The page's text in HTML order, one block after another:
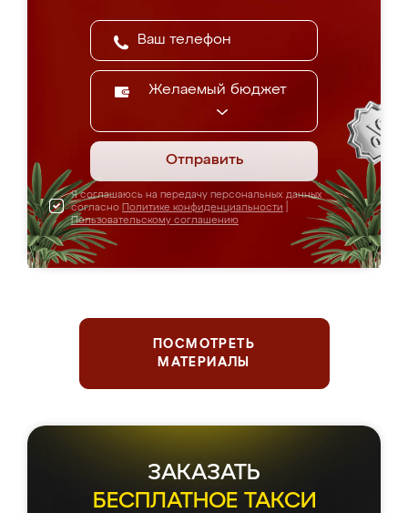
Желаемый бюджет
Отправить
Я соглашаюсь на передачу персональных данных
согласно Политике конфиденциальности
Пользовательскому соглашению
ПОСМОТРЕТЬ
МАТЕРИАЛЫ
ЗАКАЗАТЬ
БЕСПЛАТНОЕ ТАКСИ